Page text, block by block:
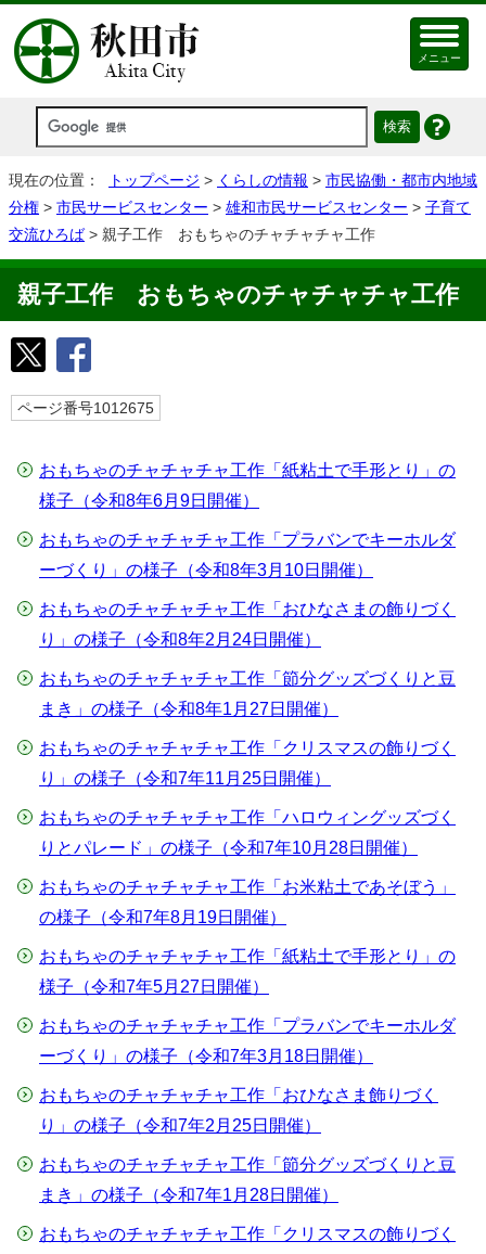
メニュー
現在の位置： トップページ > くらしの情報 > 市民協働・都市内地域
分権 > 市民サービスセンター > 雄和市民サービスセンター > 子育て
交流ひろば> 親子工作 おもちゃのチャチャチャ工作
親子工作 おもちゃのチャチャチャ工作
ページ番号1012675
おもちゃのチャチャチャ工作「紙粘土で手形とり」の
様子（令和8年6月9日開催）
おもちゃのチャチャチャ工作「プラバンでキーホルダ
ーづくり」の様子（令和8年3月10日開催）
おもちゃのチャチャチャ工作「おひなさまの飾りづく
り」の様子（令和8年2月24日開催）
おもちゃのチャチャチャ工作「節分グッズづくりと豆
まき」の様子（令和8年1月27日開催）
おもちゃのチャチャチャ工作「クリスマスの飾りづく
り」の様子（令和7年11月25日開催）
おもちゃのチャチャチャ工作「ハロウィングッズづく
りとパレード」の様子（令和7年10月28日開催）
おもちゃのチャチャチャ工作「お米粘土であそぼう」
の様子（令和7年8月19日開催）
おもちゃのチャチャチャ工作「紙粘土で手形とり」の
様子（令和7年5月27日開催）
おもちゃのチャチャチャ工作「プラバンでキーホルダ
ーづくり」の様子（令和7年3月18日開催）
おもちゃのチャチャチャ工作「おひなさま飾りづく
り」の様子（令和7年2月25日開催）
おもちゃのチャチャチャ工作「節分グッズづくりと豆
まき」の様子（令和7年1月28日開催）
おもちゃのチャチャチャ工作「クリスマスの飾りづく